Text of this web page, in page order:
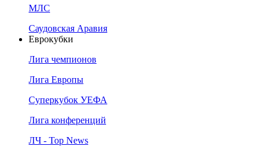
МЛС
Саудовская Аравия
Еврокубки
Лига чемпионов
Лига Европы
Суперкубок УЕФА
Лига конференций
ЛЧ - Top News